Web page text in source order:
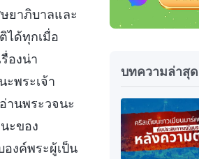
ยาภิบาลและ
ได้ทุกเมื่อ
องน่า
พระเจ้า
านพระวจนะ
ะของ
งค์พระผู้เป็น
บทความล่าสุด